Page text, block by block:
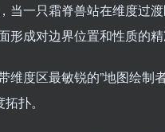
当一只霜脊兽站在维度过
形成对边界位置和性质的精
维度区最敏锐的”地图绘
扑。